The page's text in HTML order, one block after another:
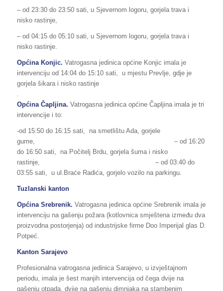
– od 23:30 do 23:50 sati, u Sjevernom logoru, gorjela trava i
nisko rastinje,
– od 04:15 do 05:10 sati, u Sjevernom logoru, gorjela trava i
nisko rastinje.
Općina Konjic. Vatrogasna jedinica općine Konjic imala je
intervenciju od 14:04 do 15:10 sati, u mjestu Prevlje, gdje je
gorjela šikara i nisko rastinje
Općina Čapljina. Vatrogasna jedinica općine Čapljina imala je tri
intervencije i to:
-od 15:50 do 16:15 sati, na smetlištu Ada, gorjele
gume, – od 16:20
do 16:50 sati, na Počitelj Brdu, gorjela šuma i nisko
rastinje,
– od 03:40 do
03:55 sati, u ul.Braće Radića, gorjelo vozilo na parkingu.
Tuzlanski kanton
Općina Srebrenik. Vatrogasna jedinica općine Srebrenik imala je
intervenciju na gašenju požara (kotlovnica smještena između dva
proizvodna postorjenja) od industrijske firme Doo Imperijal glas D.
Potpeć.
Kanton Sarajevo
Profesionalna vatrogasna jedinica Sarajevo, u izvještajnom
periodu, imala je šest manjih intervencija od čega dvije na
gašenju otpada, dvije na gašenju dimnjaka na stambenim